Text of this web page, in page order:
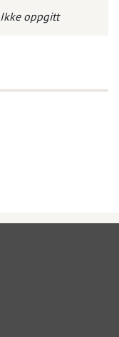
Ikke oppgitt